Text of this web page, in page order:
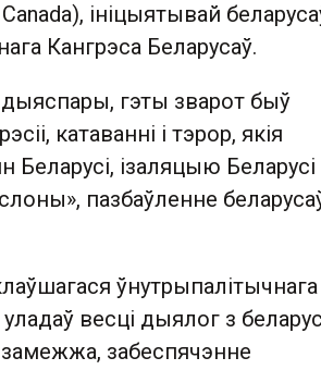
ініцыятывай
Кангрэса Беларусаў.
гэты зварот быў
катаванні і тэрор, якія
ізаляцыю Беларусі
пазбаўленне
ўнутрыпалітычнага
весці дыялог з
забеспячэнне